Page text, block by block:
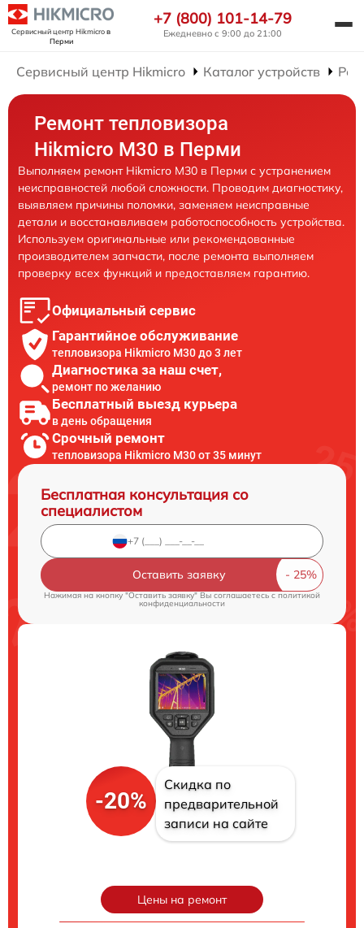
Сервисный центр Hikmicroв
Перми
+7 (800) 101-14-79
Ежедневно с 9:00 до 21:00
Сервисный центр Hikmicro Каталог устройств
Ремонт тепловизора
Hikmicro M30 в Перми
Выполняем ремонт Hikmicro M30 в Перми с устранением
неисправностей любой сложности. Проводим диагностику,
выявляем причины поломки, заменяем неисправные
детали и восстанавливаем работоспособность устройства.
Используем оригинальные или рекомендованные
производителем запчасти, после ремонта выполняем
проверку всех функций и предоставляем гарантию.
Официальный сервис
Гарантийное обслуживание
тепловизора Hikmicro M30 до 3 лет
Диагностика за наш счет,
ремонт по желанию
Бесплатный выезд курьера
в день обращения
Срочный ремонт
тепловизора Hikmicro M30 от 35 минут
Бесплатная консультация со
специалистом
Оставить заявку
Нажимая на кнопку "Оставить заявку" Вы соглашаетесь cполитикой
конфиденциальности
-20%
Скидка по
предварительной
записи на сайте
Цены на ремонт